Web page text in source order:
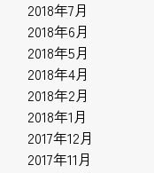
2018年7月
2018年6月
2018年5月
2018年4月
2018年2月
2018年1月
2017年12月
2017年11月